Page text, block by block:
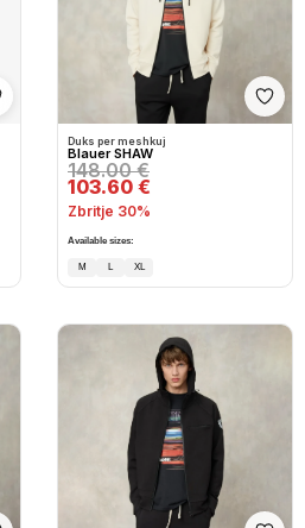
në wishlist
Duks per meshkuj
Blauer SHAW
148.00 €
103.60 €
Zbritje 30%
Available sizes:
M L XL